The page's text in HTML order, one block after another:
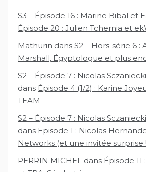
S3 – Épisode 16 : Marine Bibal et
Épisode 20 : Julien Tchernia et
Mathurin dans S2 – Hors-série 6 :
Marshall, Égyptologue et plus
S2 – Épisode 7 : Nicolas
dans Épisode 4 (1/2) : Karine
TEAM
S2 – Épisode 7 : Nicolas
dans Episode 1 : Nicolas
Networks (et une invitée surprise
PERRIN MICHEL dans Épisode